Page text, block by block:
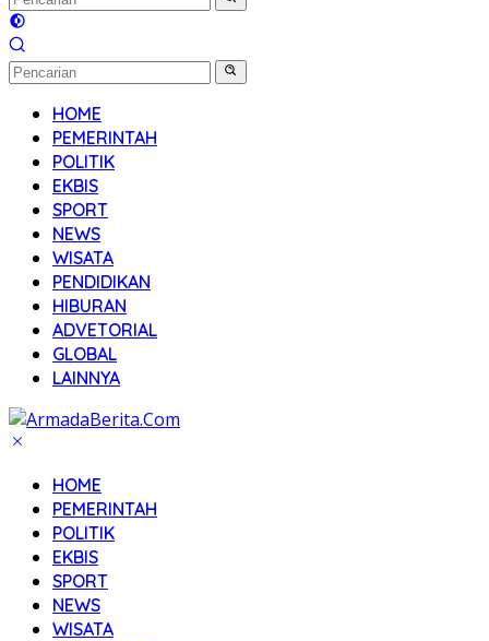
HOME
PEMERINTAH
POLITIK
EKBIS
SPORT
NEWS
WISATA
PENDIDIKAN
HIBURAN
ADVETORIAL
GLOBAL
LAINNYA
HOME
PEMERINTAH
POLITIK
EKBIS
SPORT
NEWS
WISATA